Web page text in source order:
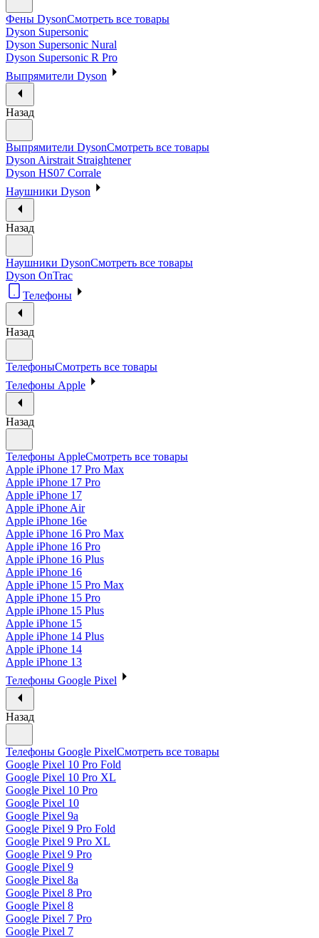
Фены DysonСмотреть все товары
Dyson Supersonic
Dyson Supersonic Nural
Dyson Supersonic R Pro
Выпрямители Dyson
Назад
Выпрямители DysonСмотреть все товары
Dyson Airstrait Straightener
Dyson HS07 Corrale
Наушники Dyson
Назад
Наушники DysonСмотреть все товары
Dyson OnTrac
Телефоны
Назад
ТелефоныСмотреть все товары
Телефоны Apple
Назад
Телефоны AppleСмотреть все товары
Apple iPhone 17 Pro Max
Apple iPhone 17 Pro
Apple iPhone 17
Apple iPhone Air
Apple iPhone 16e
Apple iPhone 16 Pro Max
Apple iPhone 16 Pro
Apple iPhone 16 Plus
Apple iPhone 16
Apple iPhone 15 Pro Max
Apple iPhone 15 Pro
Apple iPhone 15 Plus
Apple iPhone 15
Apple iPhone 14 Plus
Apple iPhone 14
Apple iPhone 13
Телефоны Google Pixel
Назад
Телефоны Google PixelСмотреть все товары
Google Pixel 10 Pro Fold
Google Pixel 10 Pro XL
Google Pixel 10 Pro
Google Pixel 10
Google Pixel 9a
Google Pixel 9 Pro Fold
Google Pixel 9 Pro XL
Google Pixel 9 Pro
Google Pixel 9
Google Pixel 8a
Google Pixel 8 Pro
Google Pixel 8
Google Pixel 7 Pro
Google Pixel 7